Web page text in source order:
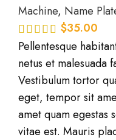
Machine, Name
$35.00
Pellentesque
netus et malesuada
Vestibulum tortor
eget, tempor sit
amet quam egestas
vitae est. Mauris